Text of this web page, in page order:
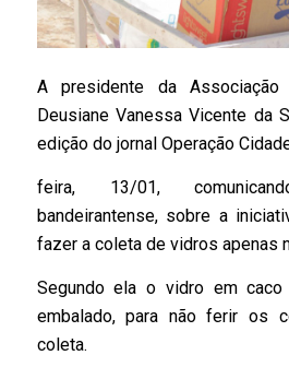
A presidente da Associação
Deusiane Vanessa Vicente da
edição do jornal Operação
feira, 13/01,
bandeirantense, sobre a
fazer a coleta de vidros apenas
Segundo ela o vidro em
embalado, para não ferir os
coleta.